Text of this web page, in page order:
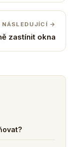
NÁSLEDUJÍCÍ →
zastínit okna